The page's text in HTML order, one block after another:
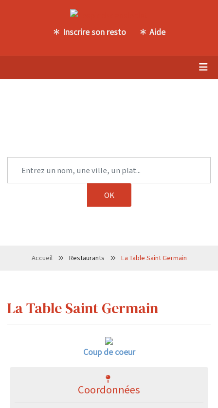
Inscrire son resto Aide
Accueil Restaurants La Table Saint Germain
La Table Saint Germain
Coup de coeur
Coordonnées